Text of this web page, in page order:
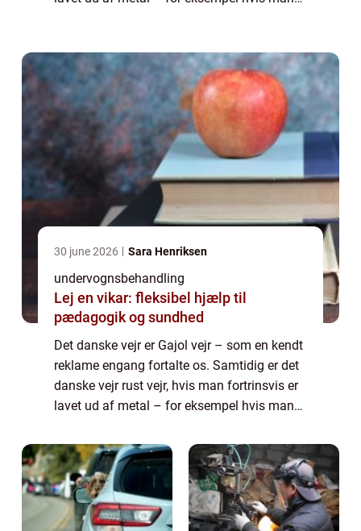
30 june 2026 Sara Henriksen
undervognsbehandling
Lej en vikar: fleksibel hjælp til
pædagogik og sundhed
Det danske vejr er Gajol vejr – som en kendt
reklame engang fortalte os. Samtidig er det
danske vejr rust vejr, hvis man fortrinsvis er
lavet ud af metal – for eksempel hvis man
med jævne mellemrum genn...